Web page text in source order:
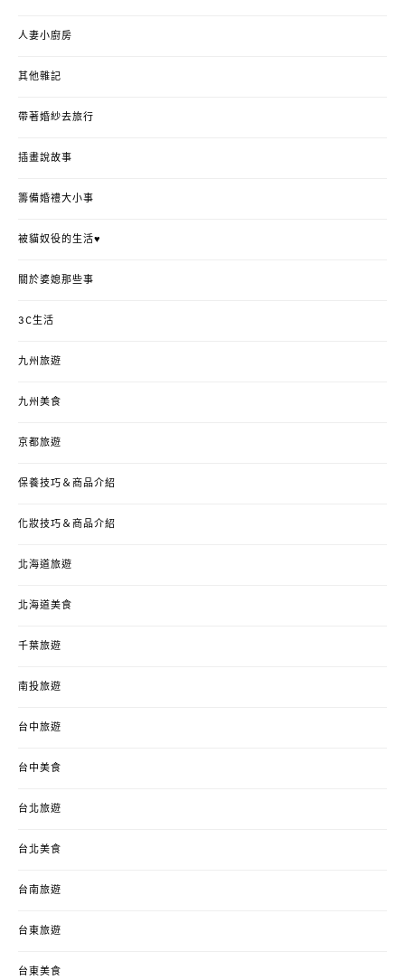
人妻小廚房
其他雜記
帶著婚紗去旅行
插畫說故事
籌備婚禮大小事
被貓奴役的生活♥
關於婆媳那些事
3C生活
九州旅遊
九州美食
京都旅遊
保養技巧＆商品介紹
化妝技巧＆商品介紹
北海道旅遊
北海道美食
千葉旅遊
南投旅遊
台中旅遊
台中美食
台北旅遊
台北美食
台南旅遊
台東旅遊
台東美食